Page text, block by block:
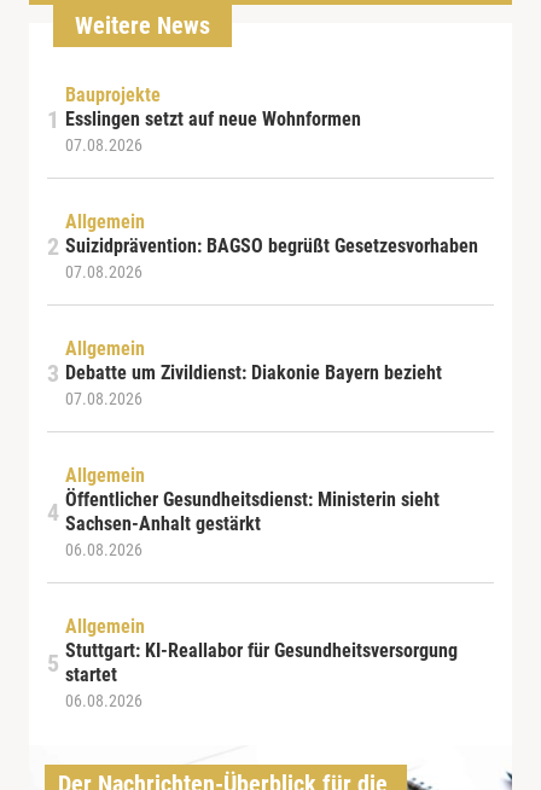
Weitere News
Bauprojekte
Esslingen setzt auf neue Wohnformen
07.08.2026
Allgemein
Suizidprävention: BAGSO begrüßt Gesetzesvorhaben
07.08.2026
Allgemein
Debatte um Zivildienst: Diakonie Bayern bezieht
07.08.2026
Allgemein
Öffentlicher Gesundheitsdienst: Ministerin sieht
Sachsen-Anhalt gestärkt
06.08.2026
Allgemein
Stuttgart: KI-Reallabor für Gesundheitsversorgung
startet
06.08.2026
Der Nachrichten-Überblick für die